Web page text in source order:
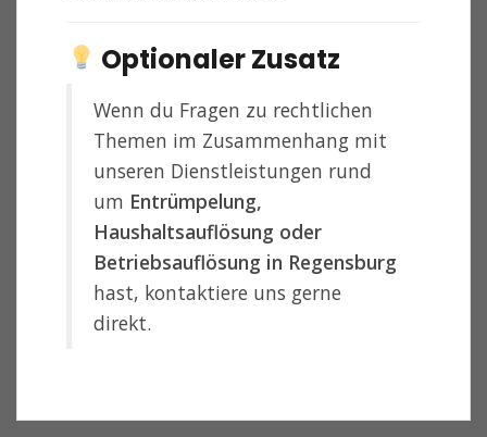
Optionaler Zusatz
Wenn du Fragen zu rechtlichen
Themen im Zusammenhang mit
unseren Dienstleistungen rund
um Entrümpelung,
Haushaltsauflösung oder
Betriebsauflösung in Regensburg
hast, kontaktiere uns gerne
direkt.